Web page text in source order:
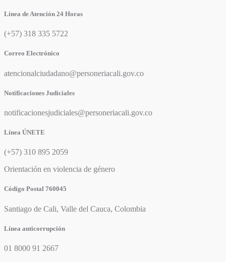
Línea de Atención 24 Horas
(+57) 318 335 5722
Correo Electrónico
atencionalciudadano@personeriacali.gov.co
Notificaciones Judiciales
notificacionesjudiciales@personeriacali.gov.co
Línea ÚNETE
(+57) 310 895 2059
Orientación en violencia de género
Código Postal 760045
Santiago de Cali, Valle del Cauca, Colombia
Línea anticorrupción
01 8000 91 2667